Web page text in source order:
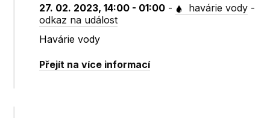
27. 02. 2023, 14:00 - 01:00 - havárie vody -
odkaz na událost
Havárie vody
Přejít na více informací